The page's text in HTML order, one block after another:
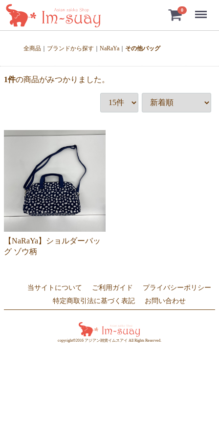
0 Menu
全商品 ブランドから探す NaRaYa その他バッグ
1件の商品がみつかりました。
【NaRaYa】ショルダーバッ
グ ゾウ柄
当サイトについて ご利用ガイド
プライバシーポリシー
特定商取引法に基づく表記
お問い合わせ
copyright©2016 アジアン雑貨イムスアイ All Rights Reserved.